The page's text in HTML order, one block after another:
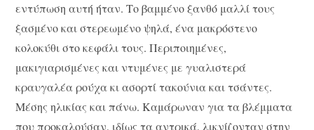
εντύπωση αυτή ήταν. Το βαμμένο ξανθό μαλλί τους
ξασμένο και στερεωμένο ψηλά, ένα μακρόστενο
κολοκύθι στο κεφάλι τους. Περιποιημένες,
μακιγιαρισμένες και ντυμένες με γυαλιστερά
κραυγαλέα ρούχα κι ασορτί τακούνια και τσάντες.
Μέσης ηλικίας και πάνω. Καμάρωναν για τα βλέμματα
που προκαλούσαν, ιδίως τα αντρικά, λικνίζονταν στην